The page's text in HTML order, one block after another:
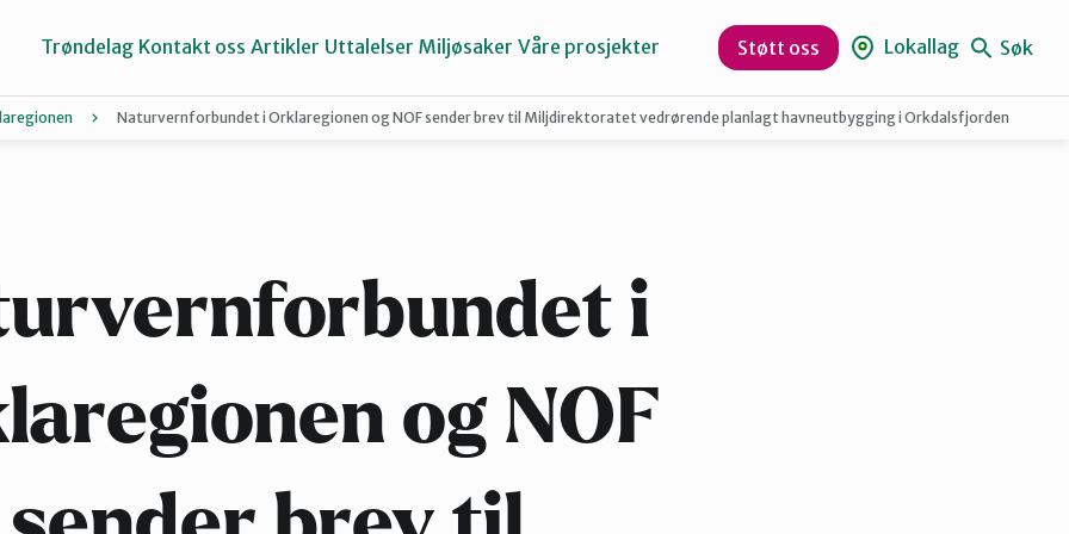
Orklaregionen
Stjørdal og Meråker
Trøndelag Kontakt oss Artikler Uttalelser Miljøsaker Våre prosjekter Støtt oss Lokallag Søk
Naturvernforbundet i Orklaregionen og NOF sender brev til Miljdirektoratet vedrørende planlagt havneutbygging i Orkdalsfjorden
i
og NOF